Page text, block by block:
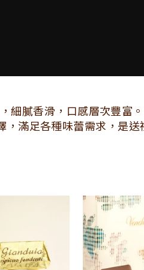
細膩香滑，口感層次豐富
滿足各種味蕾需求，是送